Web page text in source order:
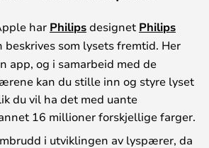
har Philipsdesignet Philips
beskrives som lysets fremtid. Her
app, og i samarbeid med de
kan du stille inn og styre lyset
du vil ha det med uante
16 millioner forskjellige farger.
i utviklingen av lyspærer, da